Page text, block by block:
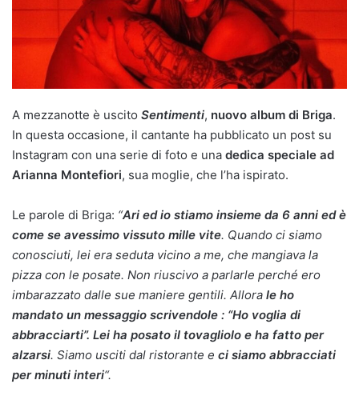
A mezzanotte è uscito Sentimenti, nuovo album di Briga.
In questa occasione, il cantante ha pubblicato un post su
Instagram con una serie di foto e una dedica speciale ad
Arianna Montefiori, sua moglie, che l’ha ispirato.
Le parole di Briga: “Ari ed io stiamo insieme da 6 anni ed è
come se avessimo vissuto mille vite. Quando ci siamo
conosciuti, lei era seduta vicino a me, che mangiava la
pizza con le posate. Non riuscivo a parlarle perché ero
imbarazzato dalle sue maniere gentili. Allora le ho
mandato un messaggio scrivendole : “Ho voglia di
abbracciarti”. Lei ha posato il tovagliolo e ha fatto per
alzarsi. Siamo usciti dal ristorante e ci siamo abbracciati
per minuti interi“.